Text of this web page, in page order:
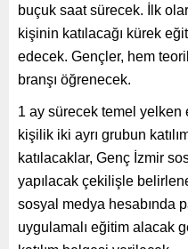
buçuk saat sürecek. İlk
kişinin katılacağı kürek
edecek. Gençler, hem
branşı öğrenecek.
1 ay sürecek temel yelken
kişilik iki ayrı grubun
katılacaklar, Genç İzmir
yapılacak çekilişle
sosyal medya hesabında
uygulamalı eğitim alacak